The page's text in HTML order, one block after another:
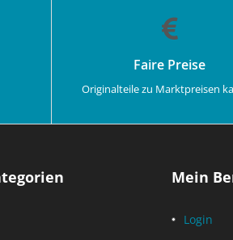
Faire Preise
Originalteile zu Marktpreisen
Mein
Login